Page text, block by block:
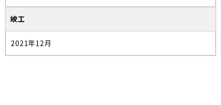
竣工
2021年12月